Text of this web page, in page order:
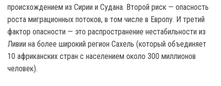
происхождением из Сирии и Судана. Второй риск — опасность
роста миграционных потоков, в том числе в Европу. И третий
фактор опасности — это распространение нестабильности из
Ливии на более широкий регион Сахель (который объединяет
10 африканских стран с населением около 300 миллионов
человек).